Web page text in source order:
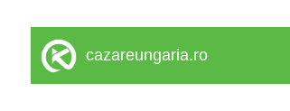
cazareungaria.ro